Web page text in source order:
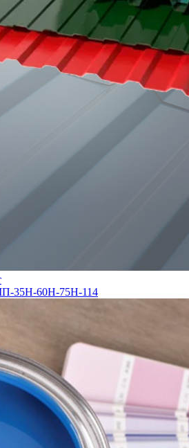
35Н-60Н-75Н-114